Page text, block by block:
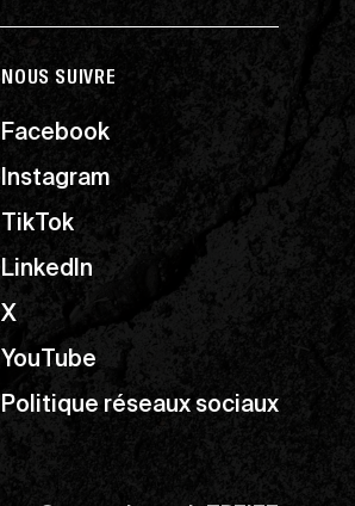
NOUS SUIVRE
Facebook
Instagram
TikTok
LinkedIn
X
YouTube
Politique réseaux sociaux